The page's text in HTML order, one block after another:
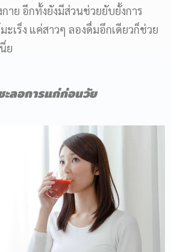
าย อีกทั้งยังมีส่วนช่วยยับยั้งการ
ะเร็ง แค่สาวๆ ลองดื่มอึกเดียวก็ช่วย
ย
ะลอการแก่ก่อนวัย